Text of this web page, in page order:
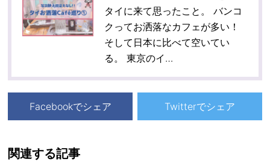
タイに来て思ったこと。 バンコ
クってお洒落なカフェが多い！
そして日本に比べて空いてい
る。 東京のイ…
Facebookでシェア Twitterでシェア
関連する記事